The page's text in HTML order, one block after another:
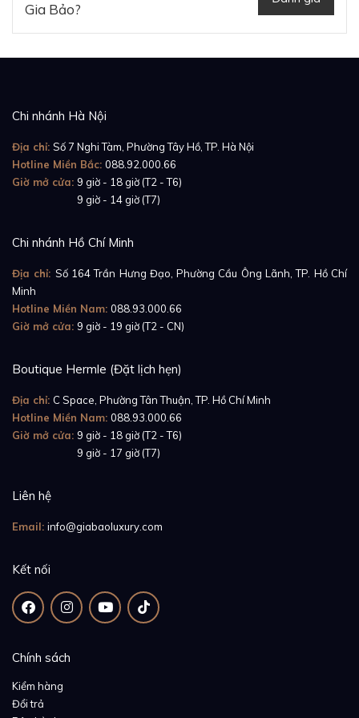
So với nhiều mẫu đồng hồ nam khác của thương hiệu
Cartier, Cartier Tank Solo W5200025 tập trung
hướng tới sự tinh giản nhưng hiện đại và hấp dẫn. Phô
diễn vẻ đẹp tinh tế dưới mặt kính sapphire trong trẻo
là mặt số đồng hồ màu bạc sáng nổi bật hệ thống cọc
theo dõi qua bộ hai kim hình thanh kiếm sơn màu
xanh biểu tượng.
Gia Bảo?
Chi nhánh Hà Nội
Địa chỉ: Số 7 Nghi Tàm, Phường Tây Hồ, TP. Hà Nội
Hotline Miền Bắc: 088.92.000.66
Giờ mở cửa: 9 giờ - 18 giờ (T2 - T6)
9 giờ - 14 giờ (T7)
Chi nhánh Hồ Chí Minh
Địa chỉ: Số 164 Trần Hưng Đạo, Phường Cầu Ông Lãnh, TP. Hồ Chí
Minh
Hotline Miền Nam: 088.93.000.66
Giờ mở cửa: 9 giờ - 19 giờ (T2 - CN)
Boutique Hermle (Đặt lịch hẹn)
Địa chỉ: C Space, Phường Tân Thuận, TP. Hồ Chí Minh
Hotline Miền Nam: 088.93.000.66
Giờ mở cửa: 9 giờ - 18 giờ (T2 - T6)
9 giờ - 17 giờ (T7)
Liên hệ
Email: info@giabaoluxury.com
Kết nối
Chính sách
Kiểm hàng
Đổi trả